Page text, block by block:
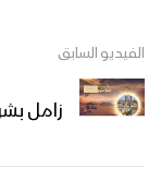
الفيديو السابق
زامل بشر